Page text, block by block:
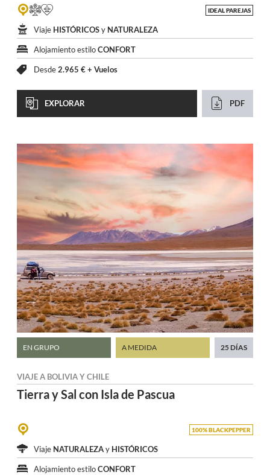
IDEAL PAREJAS
Viaje HISTÓRICOSy NATURALEZA
Alojamiento estiloCONFORT
Desde2.965 € + Vuelos
EXPLORAR PDF
Tierra y Sal con Isla de Pascua
VIAJE A BOLIVIAYCHILE
EN GRUPO A MEDIDA 25 DÍAS
100% BLACKPEPPER
Viaje NATURALEZAy HISTÓRICOS
Alojamiento estiloCONFORT